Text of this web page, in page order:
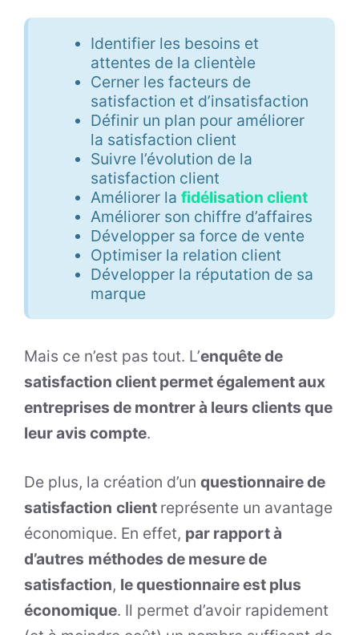
Identifier les besoins et
attentes de la clientèle
Cerner les facteurs de
satisfaction et d’insatisfaction
Définir un plan pour améliorer
la satisfaction client
Suivre l’évolution de la
satisfaction client
Améliorer la fidélisation client
Améliorer son chiffre d’affaires
Développer sa force de vente
Optimiser la relation client
Développer la réputation de sa
marque
Mais ce n’est pas tout. L’enquête de
satisfaction client permet également aux
entreprises de montrer à leurs clients que
leur avis compte.
De plus, la création d’un questionnaire de
satisfaction client représente un avantage
économique. En effet, par rapport à
d’autres méthodes de mesure de
satisfaction, le questionnaire est plus
économique. Il permet d’avoir rapidement